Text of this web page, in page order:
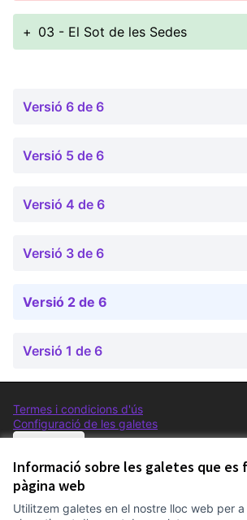
Informació sobre les galetes que es
pàgina web
Utilitzem galetes en el nostre lloc web per
+ 03 - El Sot de les Sedes
Versió 6 de 6
Versió 5 de 6
Versió 4 de 6
Versió 3 de 6
Versió 2 de 6
Versió 1 de 6
Termes i condicions d'ús
Configuració de les galetes
Comunitat Canòdrom a Facebook
(Link externo)
Comunitat Canòdrom a Instagram
(Link externo)
Comunitat Canòdrom a YouTube
(Link externo)